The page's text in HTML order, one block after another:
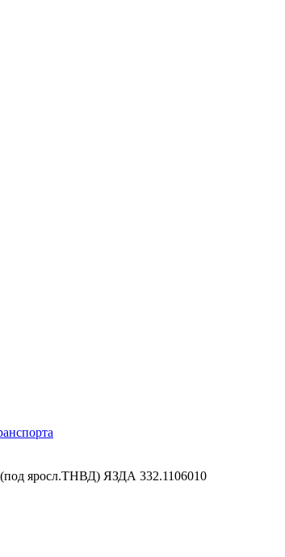
яросл.ТНВД) ЯЗДА 332.1106010